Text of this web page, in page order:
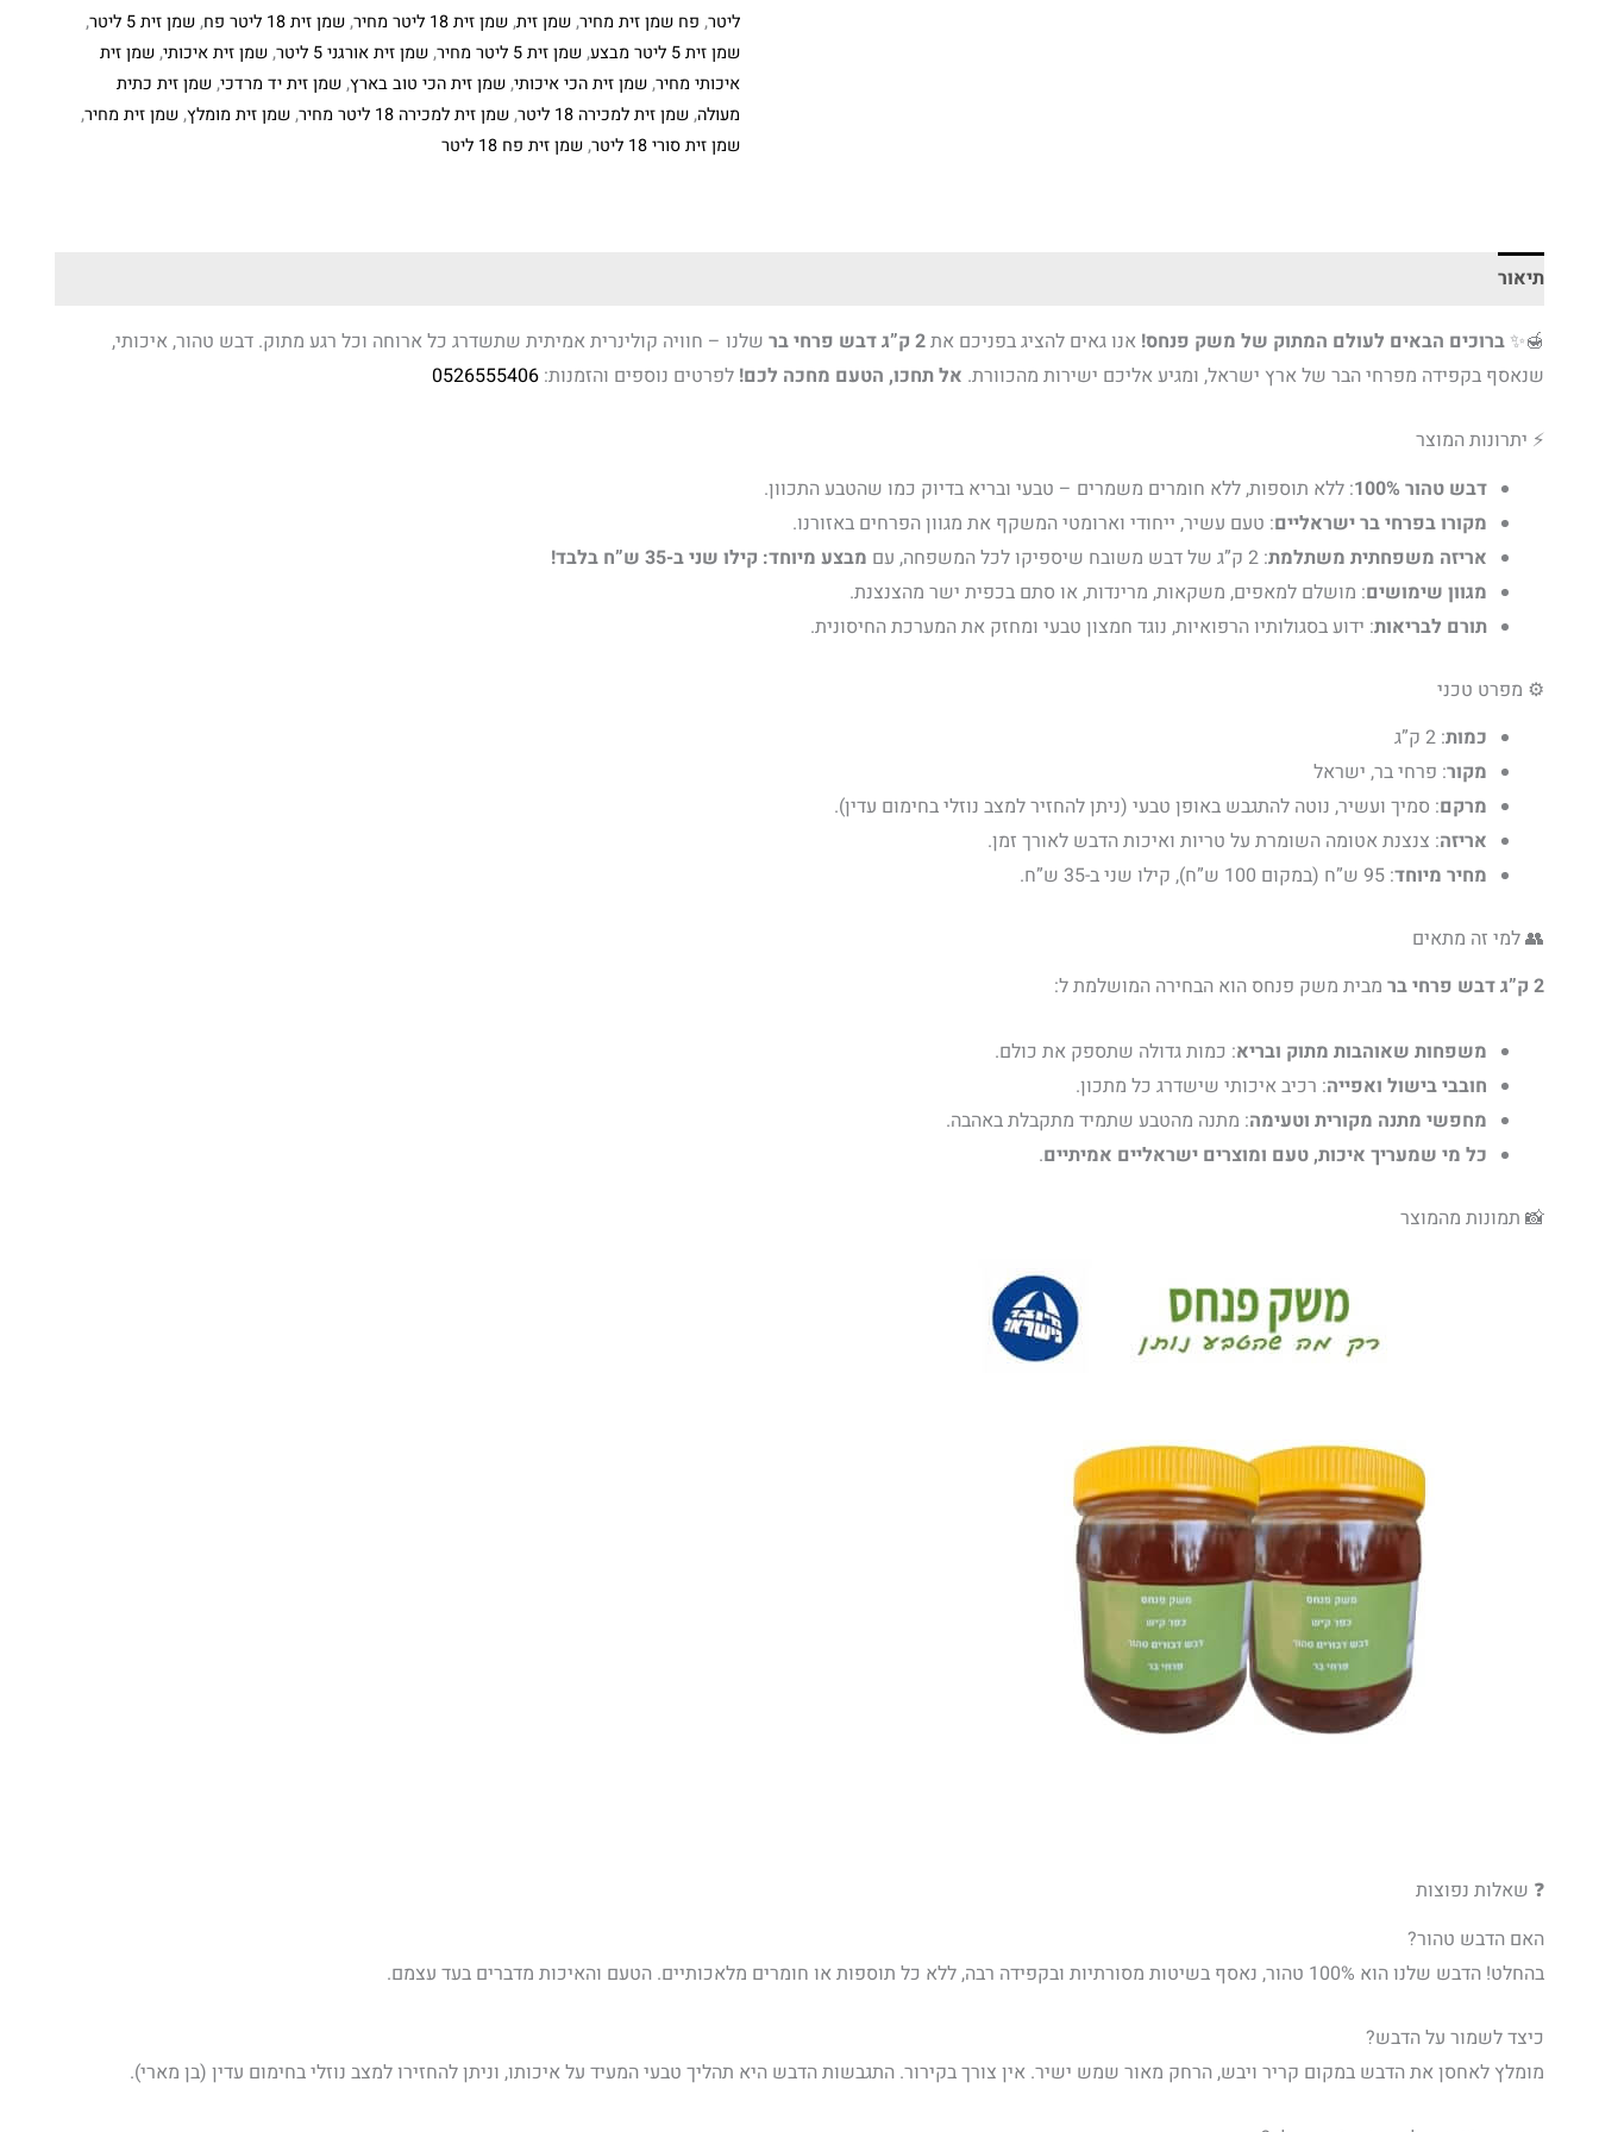
ליטר, פח שמן זית מחיר,שמן זית,שמן זית 18 ליטר מחיר ,שמן זית 18 ליטר פח ,שמן זית 5 ליטר
,
שמן זית 5 ליטר מבצע
,שמן זית 5 ליטר מחיר ,שמן זית אורגני 5 ליטר ,שמן זית איכותי,שמן זית
איכותי מחיר,שמן זית הכי איכותי,שמן זית הכי טוב בארץ,שמן זית יד מרדכי,שמן זית כתית
מעולה,שמן זית למכירה 18 ליטר ,שמן זית למכירה 18 ליטר מחיר ,שמן זית מומלץ,שמן זית מחיר,
שמן זית סורי 18 ליטר
,שמן זית פח 18 ליטר
תיאור
🍯✨ ברוכים הבאים לעולם המתוק של משק פנחס! אנו גאים להציג בפניכם את2 ק”ג דבש פרחי בר
שלנו – חוויה קולינרית אמיתית שתשדרג כל ארוחה וכל רגע מתוק. דבש טהור, איכותי,
שנאסף בקפידה מפרחי הבר של ארץ ישראל, ומגיע אליכם ישירות מהכוורת. אל תחכו, הטעם מחכה לכם! לפרטים נוספים והזמנות: 0526555406
⚡ יתרונות המוצר
דבש טהור 100%
: ללא תוספות, ללא חומרים משמרים – טבעי ובריא בדיוק כמו שהטבע התכוון.
מקורו בפרחי בר ישראליים: טעם עשיר, ייחודי וארומטי המשקף את מגוון הפרחים באזורנו.
אריזה משפחתית משתלמת: 2 ק”ג של דבש משובח שיספיקו לכל המשפחה, עם
מבצע מיוחד: קילו שני ב-35 ש”ח בלבד!
מגוון שימושים: מושלם למאפים, משקאות, מרינדות, או סתם בכפית ישר מהצנצנת.
תורם לבריאות: ידוע בסגולותיו הרפואיות, נוגד חמצון טבעי ומחזק את המערכת החיסונית.
⚙️ מפרט טכני
כמות: 2 ק”ג
מקור: פרחי בר, ישראל
מרקם: סמיך ועשיר, נוטה להתגבש באופן טבעי (ניתן להחזיר למצב נוזלי בחימום עדין).
אריזה: צנצנת אטומה השומרת על טריות ואיכות הדבש לאורך זמן.
מחיר מיוחד: 95 ש”ח (במקום 100 ש”ח), קילו שני ב-35 ש”ח.
👥 למי זה מתאים
2 ק”ג דבש פרחי בר
מבית משק פנחס הוא הבחירה המושלמת ל:
משפחות שאוהבות מתוק ובריא: כמות גדולה שתספק את כולם.
חובבי בישול ואפייה: רכיב איכותי שישדרג כל מתכון.
מחפשי מתנה מקורית וטעימה: מתנה מהטבע שתמיד מתקבלת באהבה.
כל מי שמעריך איכות, טעם ומוצרים ישראליים אמיתיים.
📸 תמונות מהמוצר
❓ שאלות נפוצות
האם הדבש טהור?
בהחלט! הדבש שלנו הוא 100% טהור, נאסף בשיטות מסורתיות ובקפידה רבה, ללא כל תוספות או חומרים מלאכותיים. הטעם והאיכות מדברים בעד עצמם.
כיצד לשמור על הדבש?
מומלץ לאחסן את הדבש במקום קריר ויבש, הרחק מאור שמש ישיר. אין צורך בקירור. התגבשות הדבש היא תהליך טבעי המעיד על איכותו, וניתן להחזירו למצב נוזלי בחימום עדין (בן מארי).